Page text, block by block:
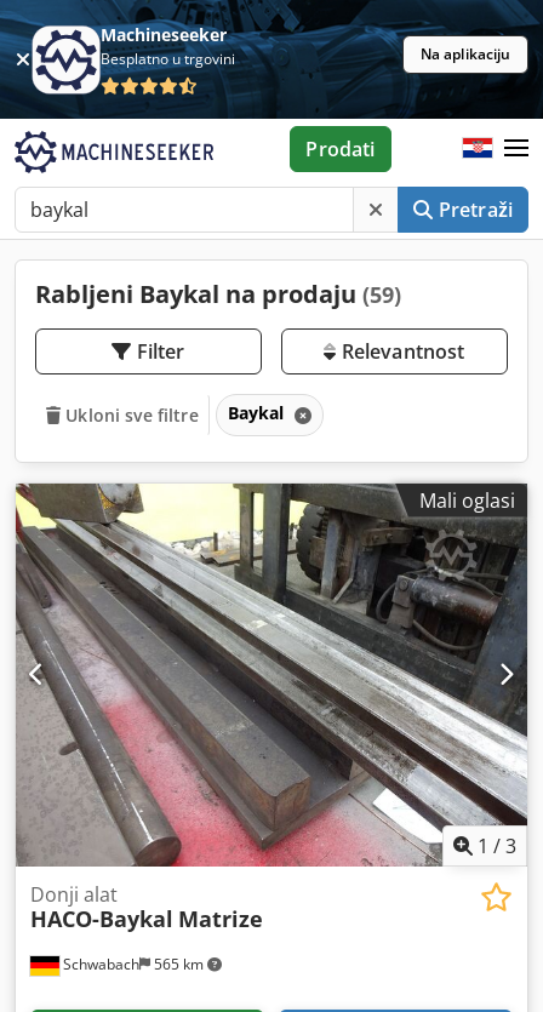
Machineseeker
Besplatno u trgovini Na aplikaciju
Pretraži
Prodati
Rabljeni Baykal na prodaju (59)
Filter Relevantnost
Ukloni sve filtre Baykal
Mali oglasi
1 /3
Schwabach 565 km
Donji alat
HACO-Baykal Matrize